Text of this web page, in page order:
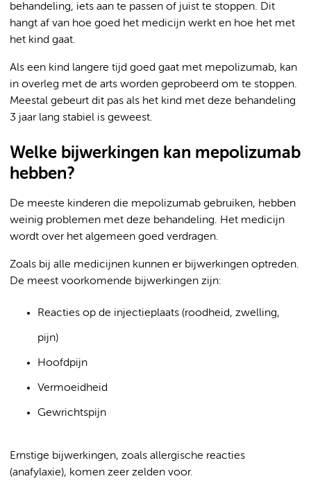
behandeling, iets aan te passen of juist te stoppen. Dit
hangt af van hoe goed het medicijn werkt en hoe het met
het kind gaat.
Als een kind langere tijd goed gaat met mepolizumab, kan
in overleg met de arts worden geprobeerd om te stoppen.
Meestal gebeurt dit pas als het kind met deze behandeling
3 jaar lang stabiel is geweest.
Welke bijwerkingen kan mepolizumab
hebben?
De meeste kinderen die mepolizumab gebruiken, hebben
weinig problemen met deze behandeling. Het medicijn
wordt over het algemeen goed verdragen.
Zoals bij alle medicijnen kunnen er bijwerkingen optreden.
De meest voorkomende bijwerkingen zijn:
Reacties op de injectieplaats (roodheid, zwelling,
pijn)
Hoofdpijn
Vermoeidheid
Gewrichtspijn
Ernstige bijwerkingen, zoals allergische reacties
(anafylaxie), komen zeer zelden voor.